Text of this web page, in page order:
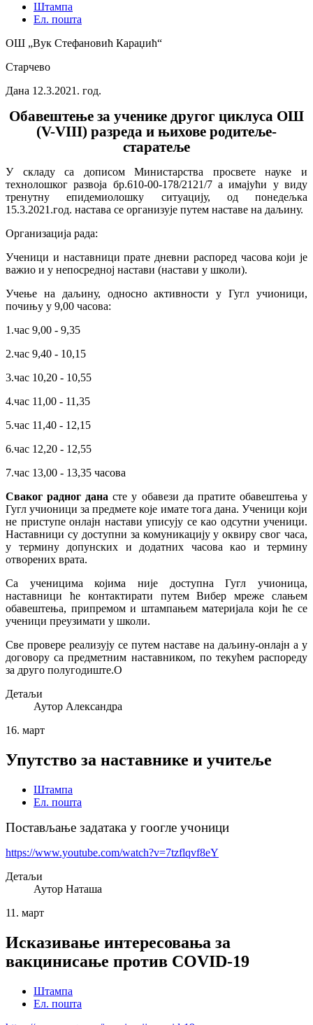
Штампа
Ел. пошта
ОШ „Вук Стефановић Караџић“
Старчево
Дана 12.3.2021. год.
Обавештење за ученике другог циклуса ОШ
(V-VIII) разреда и њихове родитеље-
старатеље
У складу са дописом Министарства просвете науке и
технолошког развоја бр.610-00-178/2121/7 а имајући у виду
тренутну епидемиолошку ситуацију, од понедељка
15.3.2021.год. настава се организује путем наставе на даљину.
Организација рада:
Ученици и наставници прате дневни распоред часова који је
важио и у непосредној настави (настави у школи).
Учење на даљину, односно активности у Гугл учионици,
почињу у 9,00 часова:
1.час 9,00 - 9,35
2.час 9,40 - 10,15
3.час 10,20 - 10,55
4.час 11,00 - 11,35
5.час 11,40 - 12,15
6.час 12,20 - 12,55
7.час 13,00 - 13,35 часова
Сваког радног дана сте у обавези да пратите обавештења у
Гугл учионици за предмете које имате тога дана. Ученици који
не приступе онлајн настави уписују се као одсутни ученици.
Наставници су доступни за комуникацију у оквиру свог часа,
у термину допунских и додатних часова као и термину
отворених врата.
Са ученицима којима није доступна Гугл учионица,
наставници ће контактирати путем Вибер мреже слањем
обавештења, припремом и штампањем материјала који ће се
ученици преузимати у школи.
Све провере реализују се путем наставе на даљину-онлајн а у
договору са предметним наставником, по текућем распореду
за друго полугодиште.О
Детаљи
Аутор Александра
16. март
Упутство за наставнике и учитеље
Штампа
Ел. пошта
Постављање задатака у гоогле учоници
https://www.youtube.com/watch?v=7tzflqvf8eY
Детаљи
Аутор Наташа
11. март
Исказивање интересовања за
вакцинисање против COVID-19
Штампа
Ел. пошта